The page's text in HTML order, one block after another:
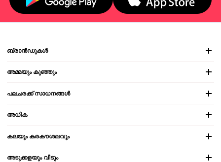
ബ്രാൻഡുകൾ
അമ്മയും കുഞ്ഞും
പലചരക്ക് സാധനങ്ങൾ
അധിക
കലയും കരകൗശലവും
അടുക്കളയും വീടും